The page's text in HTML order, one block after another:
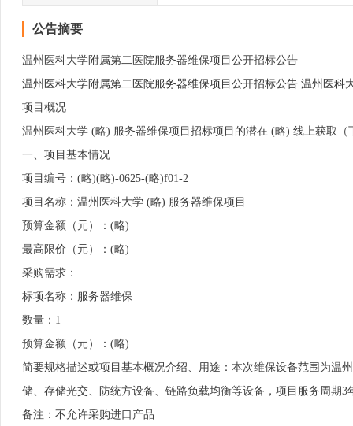
公告摘要
温州医科大学附属第二医院服务器维保项目公开招标公告
温州医科大学附属第二医院服务器维保项目公开招标公告 温州医科
项目概况
温州医科大学 (略) 服务器维保项目招标项目的潜在 (略) 线上获取
一、项目基本情况
项目编号：(略)(略)-0625-(略)f01-2
项目名称：温州医科大学 (略) 服务器维保项目
预算金额（元）：(略)
最高限价（元）：(略)
采购需求：
标项名称：服务器维保
数量：1
预算金额（元）：(略)
简要规格描述或项目基本概况介绍、用途：本次维保设备范围为温
储、存储光交、防统方设备、链路负载均衡等设备，项目服务周期3
备注：不允许采购进口产品